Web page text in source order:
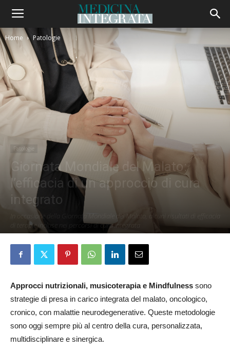
Home Patologie
Patologie
Giornata Mondiale del Malato:
l’efficacia di un approccio di cura
integrato
In occasione della Giornata Mondiale del Malato, alcuni risultati di efficacia
di terapie incluse nei percorsi di cura integrata
Approcci nutrizionali, musicoterapia e Mindfulness sono
strategie di presa in carico integrata del malato, oncologico,
cronico, con malattie neurodegenerative. Queste metodologie
sono oggi sempre più al centro della cura, personalizzata,
multidisciplinare e sinergica.